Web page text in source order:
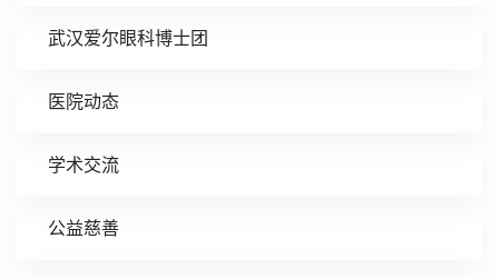
武汉爱尔眼科博士团
医院动态
学术交流
公益慈善